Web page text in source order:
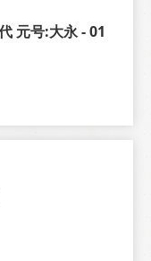
元号:大永 - 01